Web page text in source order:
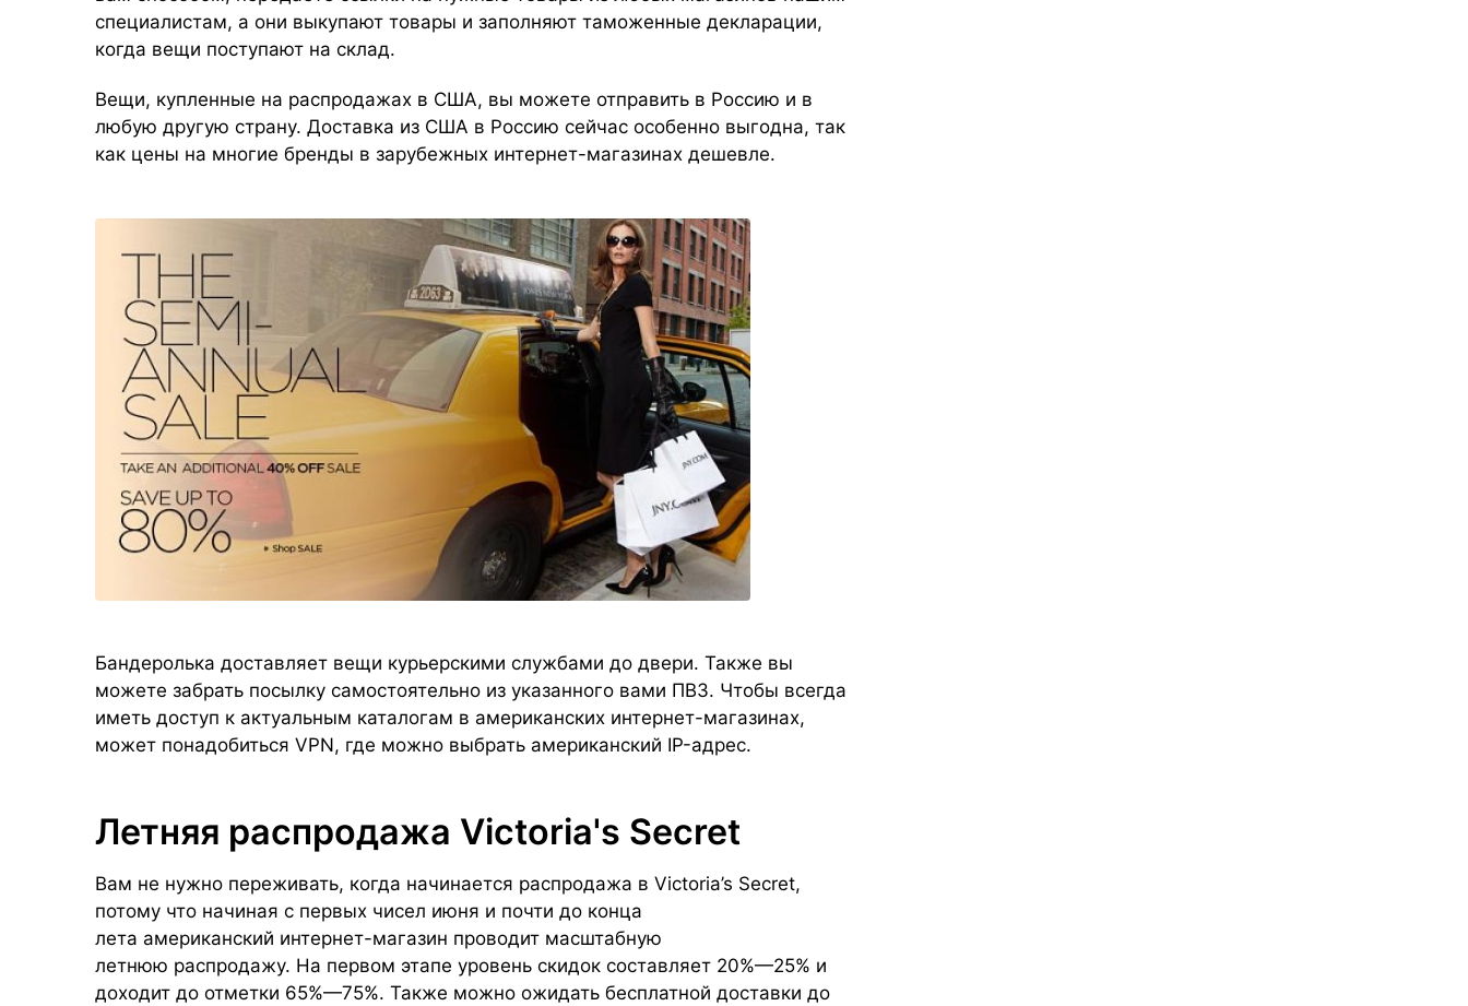
специалистам, а они выкупают товары и заполняют таможенные декларации,
когда вещи поступают на склад.
Вещи, купленные на распродажах в США, вы можете отправить в Россию и в
любую другую страну. Доставка из США в Россию сейчас особенно выгодна, так
как цены на многие бренды в зарубежных интернет-магазинах дешевле.
Бандеролька доставляет вещи курьерскими службами до двери. Также вы
можете забрать посылку самостоятельно из указанного вами ПВЗ. Чтобы всегда
иметь доступ к актуальным каталогам в американских интернет-магазинах,
может понадобиться VPN, где можно выбрать американский IP-адрес.
Летняя распродажа Victoria's Secret
Вам не нужно переживать, когда начинается распродажа в Victoria’s Secret,
потому что начиная с первых чисел июня и почти до конца
лета американский интернет-магазин проводит масштабную
летнюю распродажу. На первом этапе уровень скидок составляет 20%—25% и
доходит до отметки 65%—75%. Также можно ожидать бесплатной доставки до